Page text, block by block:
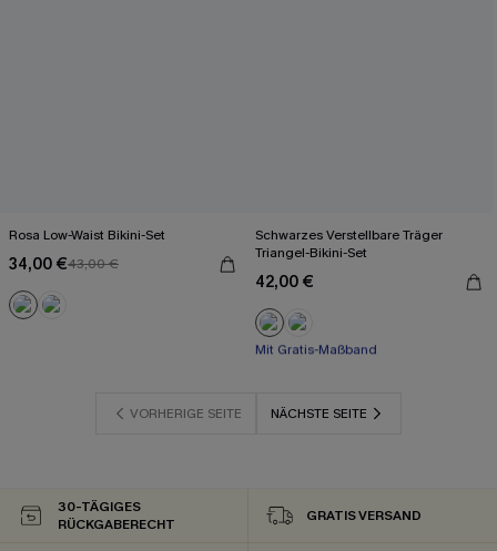
Rosa Low-Waist Bikini-Set
34,00 €43,00 €
Schwarzes Verstellbare Träger
Triangel-Bikini-Set
42,00 €
Mit Gratis-Maßband
Paisley/Boho
VORHERIGE SEITE
NÄCHSTE SEITE
30-TÄGIGES
RÜCKGABERECHT
GRATIS VERSAND